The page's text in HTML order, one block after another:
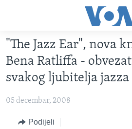
glavni
sadržaj
na
glavnu
TV PROGRAM
VIDEO
FOTOGRAFIJE DANA
VIJESTI
SJEDINJENE AMERIČKE DRŽAVE
NAUKA I TEHNOLOGIJA
"The Jazz Ear", nova
Bena Ratliffa -
svakog ljubitelja jazza
05 decembar, 2008
Podijeli